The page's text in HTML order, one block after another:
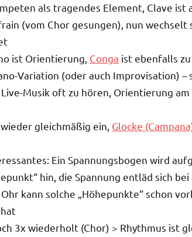
als tragendes Element, Clave
(vom Chor gesungen), nun
ist Orientierung, Conga ist ebenfalls
Variation (oder auch Improvisation)
Musik oft zu hören, Orientierung
gleichmäßig ein, Glocke
Ein Spannungsbogen wird
hin, die Spannung entläd sich
kann solche „Höhepunkte“ schon
3x wiederholt (Chor) > Rhythmus ist